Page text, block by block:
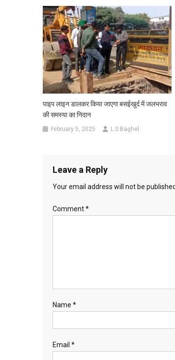
पाइप लाइन डालकर किया जाएगा बसईखुर्द में जलभराव
की समस्या का निदान
February 5, 2025 L.S Baghel
Leave a Reply
Your email address will not be published.
Comment*
Name *
Email *